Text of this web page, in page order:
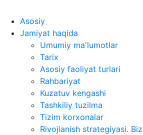
Asosiy
Jamiyat haqida
Umumiy ma'lumotlar
Tarix
Asosiy faoliyat turlari
Rahbariyat
Kuzatuv kengashi
Tashkiliy tuzilma
Tizim korxonalar
Rivojlanish strategiyasi.